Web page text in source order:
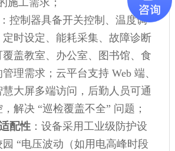
施工需求；
控制器具备开关控制、温度调
时设定、能耗采集、故障诊断
盖教室、办公室、图书馆、食
理需求；云平台支持 Web 端、
大屏多端访问，后勤人员可通
解决 “巡检覆盖不全” 问题；
配性：设备采用工业级防护设
“电压波动（如用电高峰时段